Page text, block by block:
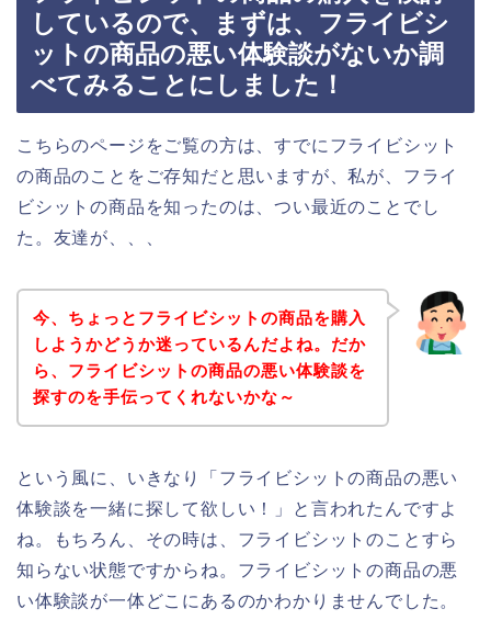
しているので、まずは、フライビシ
ットの商品の悪い体験談がないか調
べてみることにしました！
こちらのページをご覧の方は、すでにフライビシット
の商品のことをご存知だと思いますが、私が、フライ
ビシットの商品を知ったのは、つい最近のことでし
た。友達が、、、
今、ちょっとフライビシットの商品を購入
しようかどうか迷っているんだよね。だか
ら、フライビシットの商品の悪い体験談を
探すのを手伝ってくれないかな～
という風に、いきなり「フライビシットの商品の悪い
体験談を一緒に探して欲しい！」と言われたんですよ
ね。もちろん、その時は、フライビシットのことすら
知らない状態ですからね。フライビシットの商品の悪
い体験談が一体どこにあるのかわかりませんでした。